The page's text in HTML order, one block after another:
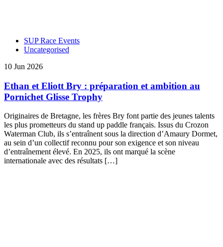
SUP Race Events
Uncategorised
10 Jun 2026
Ethan et Eliott Bry : préparation et ambition au
Pornichet Glisse Trophy
Originaires de Bretagne, les frères Bry font partie des jeunes talents
les plus prometteurs du stand up paddle français. Issus du Crozon
Waterman Club, ils s’entraînent sous la direction d’Amaury Dormet,
au sein d’un collectif reconnu pour son exigence et son niveau
d’entraînement élevé. En 2025, ils ont marqué la scène
internationale avec des résultats […]